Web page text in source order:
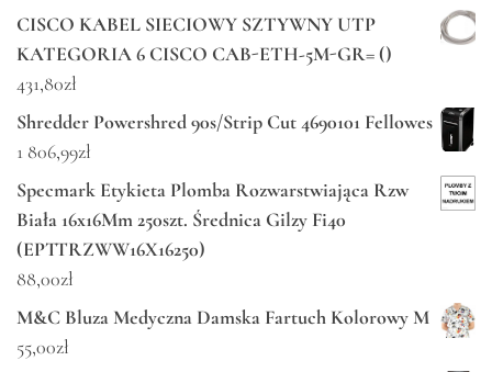
CISCO KABEL SIECIOWY SZTYWNY UTP
KATEGORIA 6 CISCO CAB-ETH-5M-GR= ()
431,80zł
Shredder Powershred 90s/Strip Cut 4690101 Fellowes
1 806,99zł
Specmark Etykieta Plomba Rozwarstwiająca Rzw
Biała 16x16Mm 250szt. Średnica Gilzy Fi40
(EPTTRZWW16X16250)
88,00zł
M&C Bluza Medyczna Damska Fartuch Kolorowy M
55,00zł